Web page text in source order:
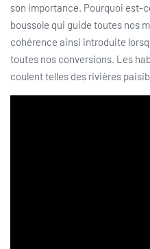
son importance. Pourquoi est-
boussole qui guide toutes nos
cohérence ainsi introduite
toutes nos conversions. Les
coulent telles des rivières